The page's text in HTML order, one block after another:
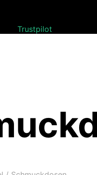
Trustpilot